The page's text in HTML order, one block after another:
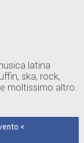
latina
ska, rock,
moltissimo altro.
<